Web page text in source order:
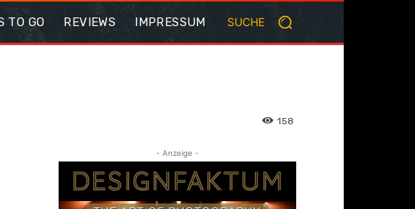
TO GO REVIEWS IMPRESSUM SUCHE
158
- Anzeige -